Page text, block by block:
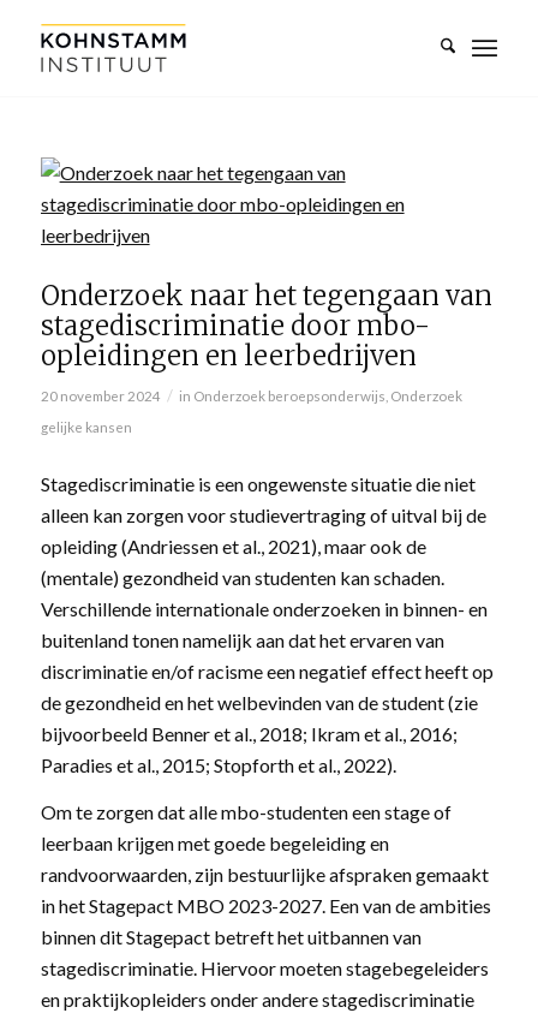
Onderzoek naar het tegengaan van
stagediscriminatie door mbo-
opleidingen en leerbedrijven
20 november 2024 / in Onderzoek beroepsonderwijs Onderzoek
gelijke kansen
Stagediscriminatie is een ongewenste situatie die niet
alleen kan zorgen voor studievertraging of uitval bij de
opleiding (Andriessen et al., 2021), maar ook de
(mentale) gezondheid van studenten kan schaden.
Verschillende internationale onderzoeken in binnen- en
buitenland tonen namelijk aan dat het ervaren van
discriminatie en/of racisme een negatief effect heeft op
de gezondheid en het welbevinden van de student (zie
bijvoorbeeld Benner et al., 2018; Ikram et al., 2016;
Paradies et al., 2015; Stopforth et al., 2022).
Om te zorgen dat alle mbo-studenten een stage of
leerbaan krijgen met goede begeleiding en
randvoorwaarden, zijn bestuurlijke afspraken gemaakt
in het Stagepact MBO 2023-2027. Een van de ambities
binnen dit Stagepact betreft het uitbannen van
stagediscriminatie. Hiervoor moeten stagebegeleiders
en praktijkopleiders onder andere stagediscriminatie